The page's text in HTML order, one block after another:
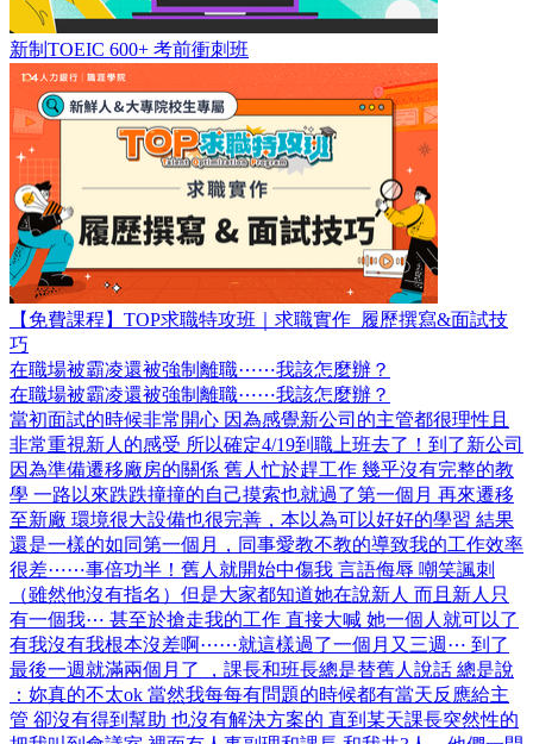
新制TOEIC 600+ 考前衝刺班
【免費課程】TOP求職特攻班｜求職實作_履歷撰寫&面試技
巧
在職場被霸凌還被強制離職⋯⋯我該怎麼辦？
在職場被霸凌還被強制離職⋯⋯我該怎麼辦？
當初面試的時候非常開心 因為感覺新公司的主管都很理性且
非常重視新人的感受 所以確定4/19到職上班去了！到了新公司
因為準備遷移廠房的關係 舊人忙於趕工作 幾乎沒有完整的教
學 一路以來跌跌撞撞的自己摸索也就過了第一個月 再來遷移
至新廠 環境很大設備也很完善，本以為可以好好的學習 結果
還是一樣的如同第一個月，同事愛教不教的導致我的工作效率
很差⋯⋯事倍功半！舊人就開始中傷我 言語侮辱 嘲笑諷刺
（雖然他沒有指名）但是大家都知道她在說新人 而且新人只
有一個我⋯ 甚至於搶走我的工作 直接大喊 她一個人就可以了
有我沒有我根本沒差啊⋯⋯就這樣過了一個月又三週⋯ 到了
最後一週就滿兩個月了 ，課長和班長總是替舊人說話 總是說
：妳真的不太ok 當然我每每有問題的時候都有當天反應給主
管 卻沒有得到幫助 也沒有解決方案的 直到某天課長突然性的